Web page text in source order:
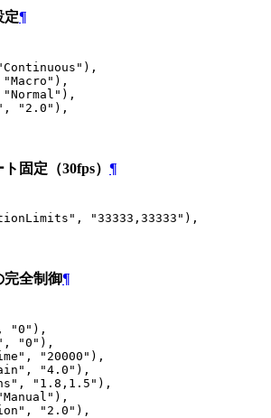
定¶
"2.0"),
固定（30fps） ¶
"33333,33333"),
完全制御¶
"0"),
"0"),
"20000"),
"4.0"),
"1.8,1.5"),
"2.0"),